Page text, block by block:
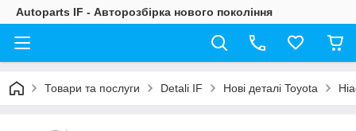
Autoparts IF - Авторозбірка нового покоління
Товари та послуги Detali IF Нові деталі Toyota